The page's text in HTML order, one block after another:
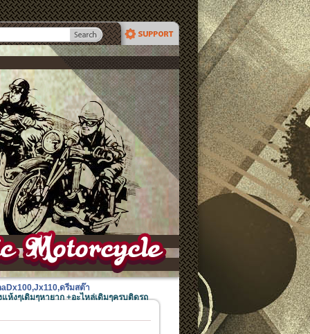
ดรีมสต๊า
ห้งๆเดิมๆหายาก +อะไหล่เดิมๆครบติดรถ